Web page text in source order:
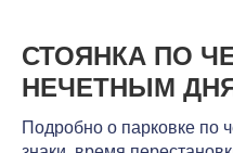
СТОЯНКА ПО
НЕЧЕТНЫМ
Подробно о парковке по